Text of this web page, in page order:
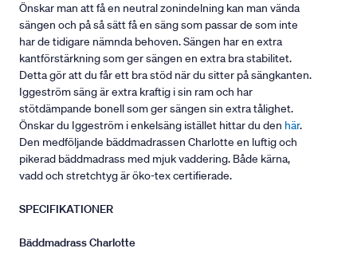
Önskar man att få en neutral zonindelning kan man vända
sängen och på så sätt få en säng som passar de som inte
har de tidigare nämnda behoven. Sängen har en extra
kantförstärkning som ger sängen en extra bra stabilitet.
Detta gör att du får ett bra stöd när du sitter på sängkanten.
Iggeström säng är extra kraftig i sin ram och har
stötdämpande bonell som ger sängen sin extra tålighet.
Önskar du Iggeström i enkelsäng istället hittar du den här.
Den medföljande bäddmadrassen Charlotte en luftig och
pikerad bäddmadrass med mjuk vaddering. Både kärna,
vadd och stretchtyg är öko-tex certifierade.
SPECIFIKATIONER
Bäddmadrass Charlotte